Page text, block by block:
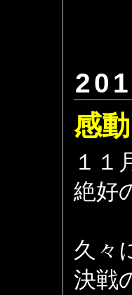
感
１１
絶好
久々
決戦